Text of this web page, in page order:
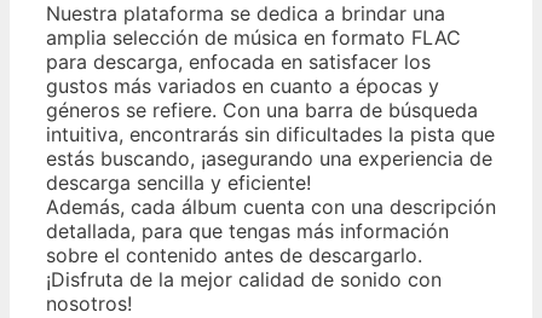
Nuestra plataforma se dedica a brindar una
amplia selección de música en formato FLAC
para descarga, enfocada en satisfacer los
gustos más variados en cuanto a épocas y
géneros se refiere. Con una barra de búsqueda
intuitiva, encontrarás sin dificultades la pista que
estás buscando, ¡asegurando una experiencia de
descarga sencilla y eficiente!
Además, cada álbum cuenta con una descripción
detallada, para que tengas más información
sobre el contenido antes de descargarlo.
¡Disfruta de la mejor calidad de sonido con
nosotros!